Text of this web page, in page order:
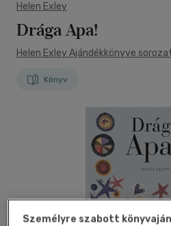
Helen Exley
Drága Apa!
Helen Exley Ajándékkönyve
Könyv
Személyre szabott